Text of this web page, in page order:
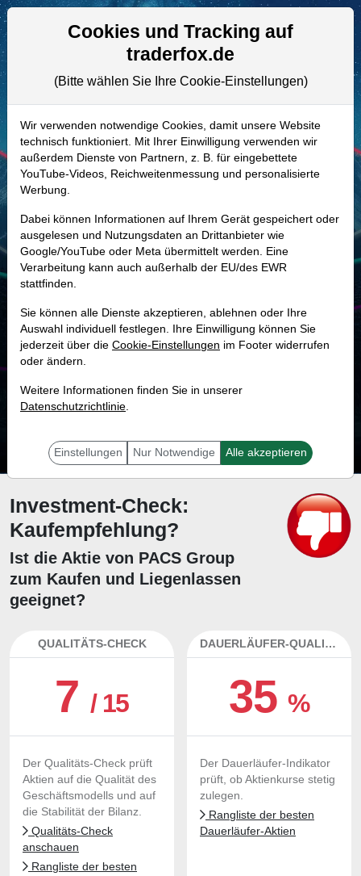
Aktien- und Artikelsuche
A409D8 | PACS–PACS Group Aktie
Realtime-Aktienkurs:
-
-
Marktkapitalisierung 7,56 Mrd. USD
Unternehmenswert 10,65 Mrd. USD
MONKEY-TRADER INDIKATOR
81.4 %
Mit 81.4 % Wahrscheinlichkeit wird selbst der unglücklichst agierende Trader
Investment-Check:
Kaufempfehlung?
Ist die Aktie von PACS Group
zum Kaufen und Liegenlassen
geeignet?
QUALITÄTS-CHECK
7/ 15
Der Qualitäts-Check prüft
Aktien auf die Qualität des
Geschäftsmodells und auf
die Stabilität der Bilanz.
Qualitäts-Check
anschauen
Rangliste der besten
DAUERLÄUFER-QUALITÄTEN
35%
Der Dauerläufer-Indikator
prüft, ob Aktienkurse stetig
zulegen.
Rangliste der besten
Dauerläufer-Aktien
Cookies und Tracking auf
traderfox.de
(Bitte wählen Sie Ihre Cookie-Einstellungen)
Wir verwenden notwendige Cookies, damit unsere Website
technisch funktioniert. Mit Ihrer Einwilligung verwenden wir
außerdem Dienste von Partnern, z. B. für eingebettete
YouTube-Videos, Reichweitenmessung und personalisierte
Werbung.
Dabei können Informationen auf Ihrem Gerät gespeichert oder
ausgelesen und Nutzungsdaten an Drittanbieter wie
Google/YouTube oder Meta übermittelt werden. Eine
Verarbeitung kann auch außerhalb der EU/des EWR
stattfinden.
Sie können alle Dienste akzeptieren, ablehnen oder Ihre
Auswahl individuell festlegen. Ihre Einwilligung können Sie
jederzeit über die Cookie-Einstellungen im Footer widerrufen
oder ändern.
Weitere Informationen finden Sie in unserer
Datenschutzrichtlinie.
Einstellungen Nur Notwendige Alle akzeptieren